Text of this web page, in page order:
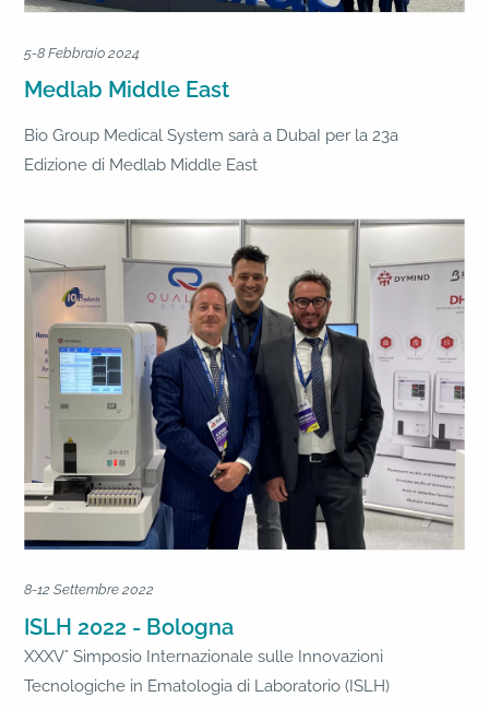
5-8 Febbraio 2024
Medlab Middle East
Bio Group Medical System sarà a DubaI per la 23a
Edizione di Medlab Middle East
8-12 Settembre 2022
ISLH 2022 - Bologna
XXXV° Simposio Internazionale sulle Innovazioni
Tecnologiche in Ematologia di Laboratorio (ISLH)